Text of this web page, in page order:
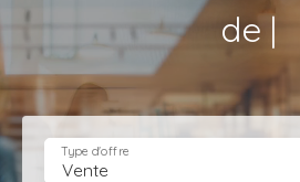
de Locaux
Vente
Type d'offre